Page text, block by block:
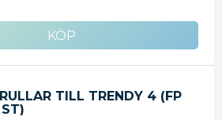
TILL TRENDY 4 (FP